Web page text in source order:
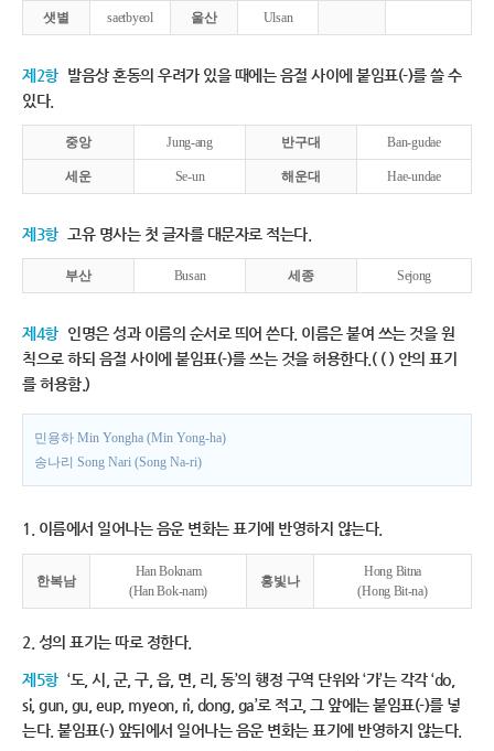
샛별 saetbyeol 울산 Ulsan
제2항 발음상 혼동의 우려가 있을 때에는 음절 사이에 붙임표(-)를 쓸 수
있다.
중앙 Jung-ang 반구대 Ban-gudae
세운 Se-un 해운대 Hae-undae
제3항 고유 명사는 첫 글자를 대문자로 적는다.
부산 Busan 세종 Sejong
제4항 인명은 성과 이름의 순서로 띄어 쓴다. 이름은 붙여 쓰는 것을 원
칙으로 하되 음절 사이에 붙임표(-)를 쓰는 것을 허용한다.( ( ) 안의 표기
를 허용함.)
민용하 Min Yongha (Min Yong-ha)
송나리 Song Nari (Song Na-ri)
1. 이름에서 일어나는 음운 변화는 표기에 반영하지 않는다.
한복남
Han Boknam
(Han Bok-nam)
홍빛나
Hong Bitna
(Hong Bit-na)
2. 성의 표기는 따로 정한다.
제5항 ‘도, 시, 군, 구, 읍, 면, 리, 동’의 행정 구역 단위와 ‘가’는 각각 ‘do,
si, gun, gu, eup, myeon, ri, dong, ga’로 적고, 그 앞에는 붙임표(-)를 넣
는다. 붙임표(-) 앞뒤에서 일어나는 음운 변화는 표기에 반영하지 않는다.